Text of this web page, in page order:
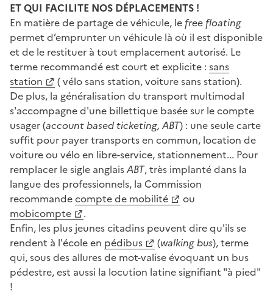
ET QUI FACILITE NOS DÉPLACEMENTS !
En matière de partage de véhicule, le free floating
permet d’emprunter un véhicule là où il est disponible
et de le restituer à tout emplacement autorisé. Le
terme recommandé est court et explicite : sans
station
( vélo sans station, voiture sans station).
De plus, la généralisation du transport multimodal
s'accompagne d'une billettique basée sur le compte
usager (account based ticketing, ABT) : une seule carte
suffit pour payer transports en commun, location de
voiture ou vélo en libre-service, stationnement... Pour
remplacer le sigle anglaisABT, très implanté dans la
langue des professionnels, la Commission
recommandecompte de mobilité
ou
mobicompte
.
Enfin, les plus jeunes citadins peuvent dire qu'ils se
rendent à l'école en pédibus (walking bus), terme
qui, sous des allures de mot-valise évoquant un bus
pédestre, est aussi la locution latine signifiant "à pied"
!